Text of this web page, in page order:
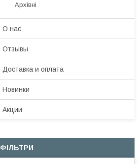
Архівні
О нас
Отзывы
Доставка и оплата
Новинки
Акции
ФІЛЬТРИ